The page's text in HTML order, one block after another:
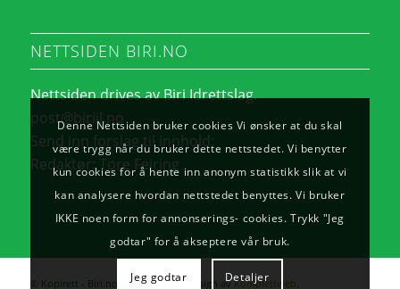
NETTSIDEN BIRI.NO
Nettsiden drives av Biri Idrettslag.
post@biriil.no
Send inn forslag til innhold:
Redaktør:Tore Feiring
© Kopirett - Biri.no. - Utvikling og design avKomplettweb.
Denne Nettsiden bruker cookies Vi ønsker at du skal
være trygg når du bruker dette nettstedet. Vi benytter
kun cookies for å hente inn anonym statistikk slik at vi
kan analysere hvordan nettstedet benyttes. Vi bruker
IKKE noen form for annonserings- cookies. Trykk "Jeg
godtar" for å akseptere vår bruk.
Jeg godtar Detaljer